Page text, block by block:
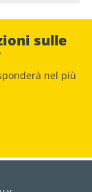
sulle
nel più